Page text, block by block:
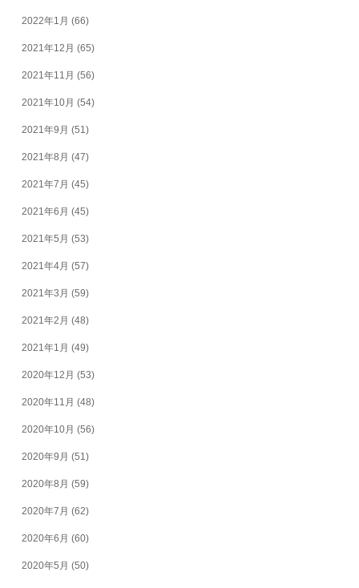
2022年1月 (66)
2021年12月 (65)
2021年11月 (56)
2021年10月 (54)
2021年9月 (51)
2021年8月 (47)
2021年7月 (45)
2021年6月 (45)
2021年5月 (53)
2021年4月 (57)
2021年3月 (59)
2021年2月 (48)
2021年1月 (49)
2020年12月 (53)
2020年11月 (48)
2020年10月 (56)
2020年9月 (51)
2020年8月 (59)
2020年7月 (62)
2020年6月 (60)
2020年5月 (50)